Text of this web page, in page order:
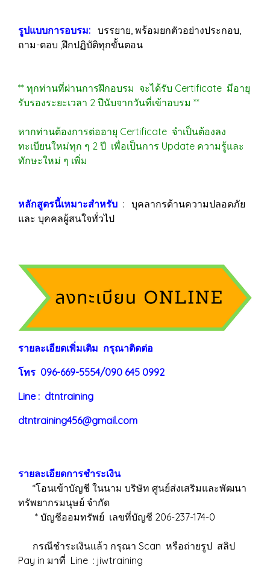
รูปแบบการอบรม: บรรยาย, พร้อมยกตัวอย่างประกอบ,
ถาม-ตอบ ,ฝึกปฏิบัติทุกขั้นตอน
** ทุกท่านที่ผ่านการฝึกอบรม จะได้รับ Certificate มีอายุ
รับรองระยะเวลา 2 ปีนับจากวันที่เข้าอบรม **
หากท่านต้องการต่ออายุ Certificate จำเป็นต้องลง
ทะเบียนใหม่ทุก ๆ 2 ปี เพื่อเป็นการ Update ความรู้และ
ทักษะใหม่ ๆ เพิ่ม
หลักสูตรนี้เหมาะสำหรับ : บุคลากรด้านความปลอดภัย
และ บุคคลผู้สนใจทั่วไป
รายละเอียดเพิ่มเติม กรุณาติดต่อ
โทร 096-669-5554/090 645 0992
Line : dtntraining
dtntraining456@gmail.com
รายละเอียดการชำระเงิน
*โอนเข้าบัญชี ในนาม บริษัท ศูนย์ส่งเสริมและพัฒนา
ทรัพยากรมนุษย์ จำกัด
* บัญชีออมทรัพย์ เลขที่บัญชี 206-237-174-0
กรณีชำระเงินแล้ว กรุณา Scan หรือถ่ายรูป สลิป
Pay in มาที่ Line : jiwtraining